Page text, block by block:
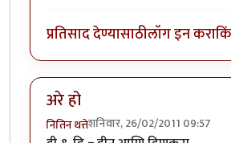
प्रतिसाद देण्यासाठीलॉग इन करा
अरे हो
नितिन थत्तेशनिवार, 26/02/2011 09:57